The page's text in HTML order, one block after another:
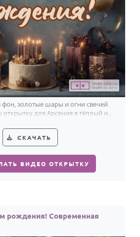
фон, золотые шары и огни свечей
открытку для Арсения в тёплый и
СКАЧАТЬ
ВИДЕО ОТКРЫТКУ
рождения! Современная